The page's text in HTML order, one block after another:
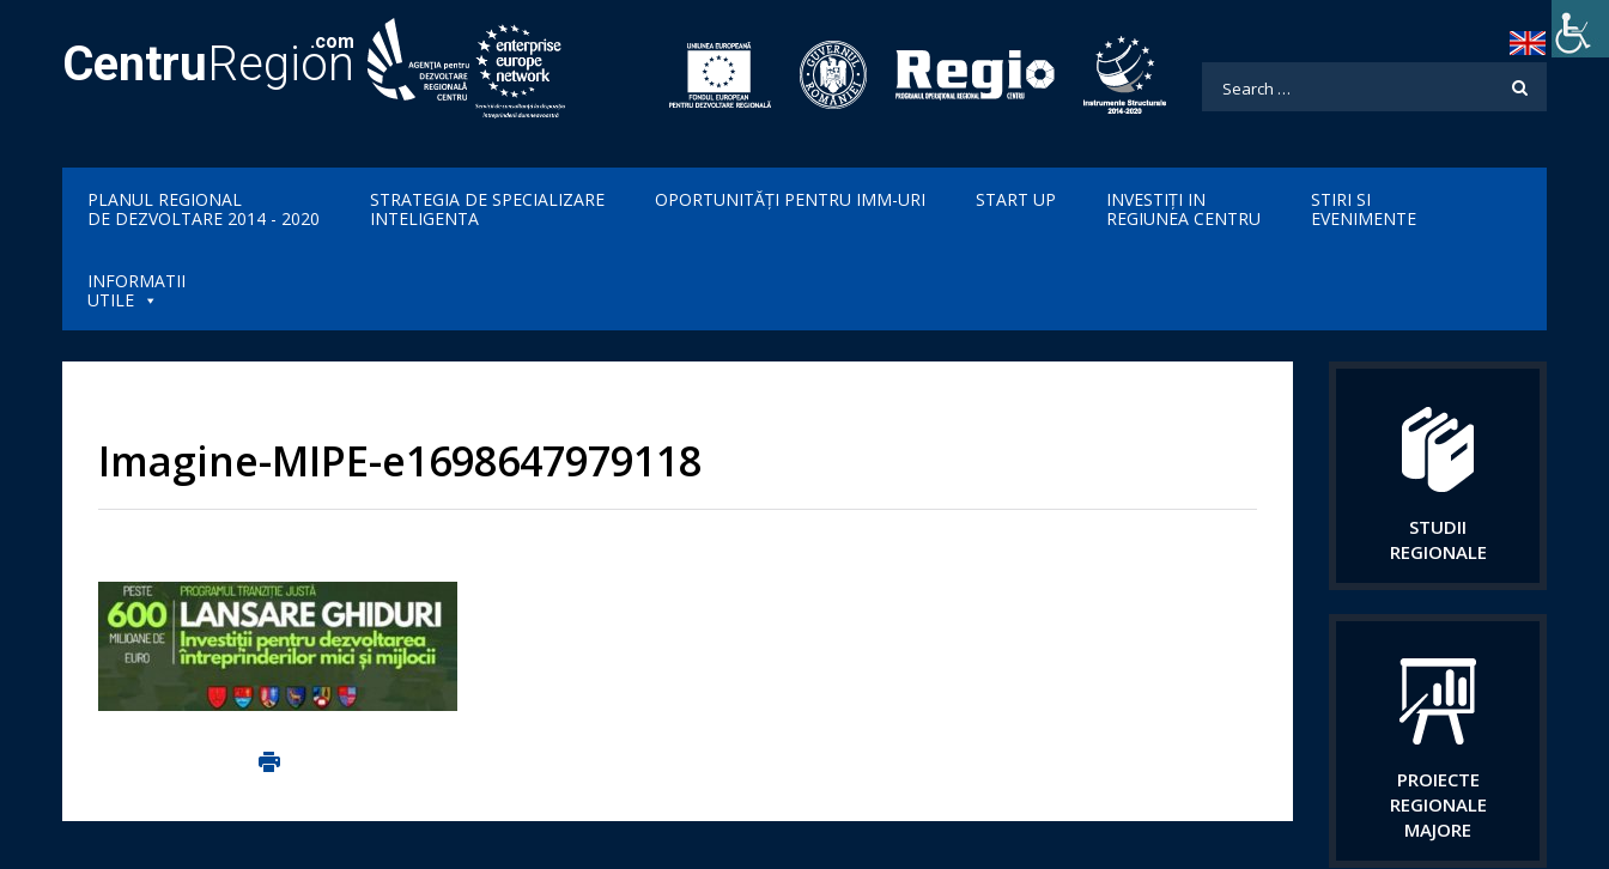
CentruRegion
.com
PLANUL REGIONAL
DE DEZVOLTARE 2014 - 2020
STRATEGIA DE SPECIALIZARE
INTELIGENTA
OPORTUNITĂȚI PENTRU IMM-URI START UP
INVESTIȚI IN
REGIUNEA CENTRU
STIRI SI
EVENIMENTE
INFORMATII
UTILE
Imagine-MIPE-e1698647979118
Imprima aceasta pagina
STUDII
REGIONALE
PROIECTE
REGIONALE
MAJORE